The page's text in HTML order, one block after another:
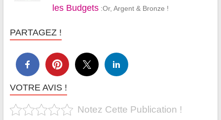
les Budgets:Or, Argent & Bronze !
PARTAGEZ !
VOTRE AVIS !
Notez Cette Publication !